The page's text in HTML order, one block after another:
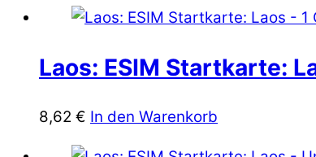
Laos: ESIM Startkarte:
8,62 € In den Warenkorb